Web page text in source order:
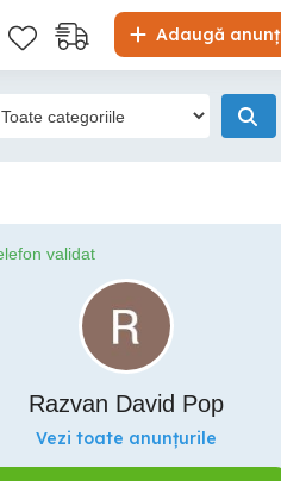
Adaugă anunț
validat
Razvan David Pop
Vezi toate anunțurile